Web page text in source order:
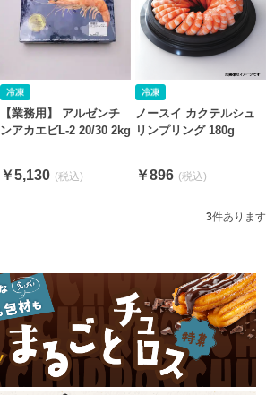
【業務用】 アルゼンチ
ンアカエビL-2 20/30 2kg
￥5,130
ノースイ カクテルシュ
リンプリング 180g
￥896
3件あります